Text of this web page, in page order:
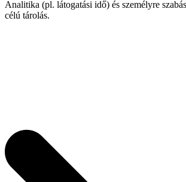
Analitika (pl. látogatási idő) és személyre
célú tárolás.